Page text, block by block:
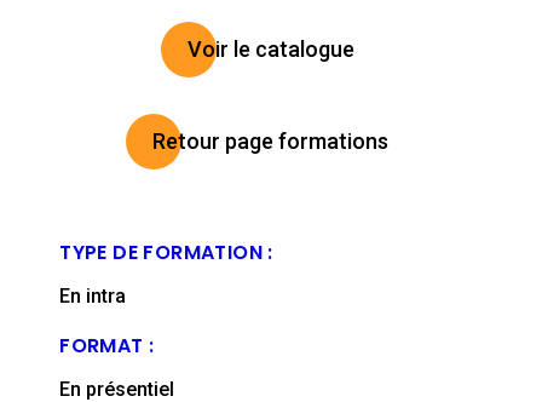
Voir le catalogue
Retour page formations
TYPE DE FORMATION :
En intra
FORMAT :
En présentiel